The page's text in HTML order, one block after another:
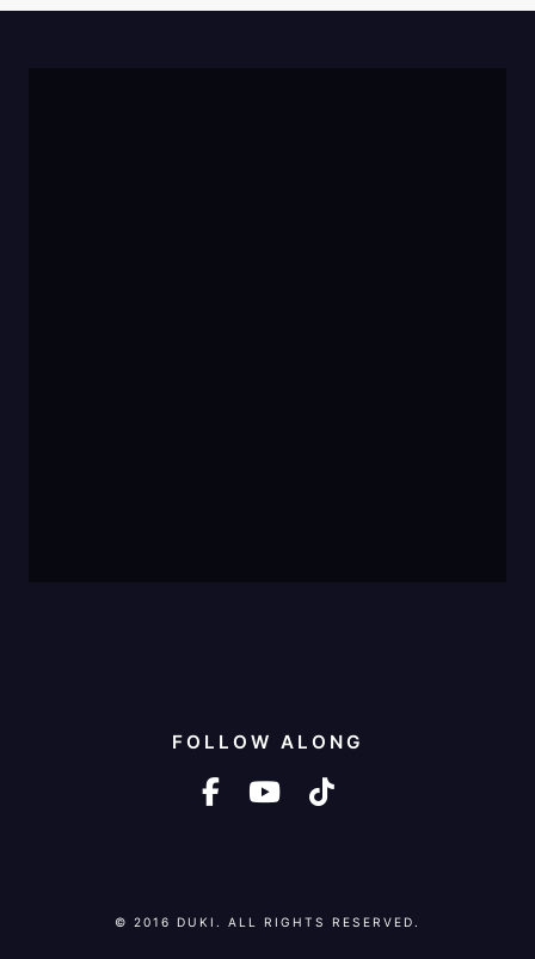
FOLLOW ALONG
facebook-f
youtubetiktok
© 2016 DUKI. ALL RIGHTS RESERVED.